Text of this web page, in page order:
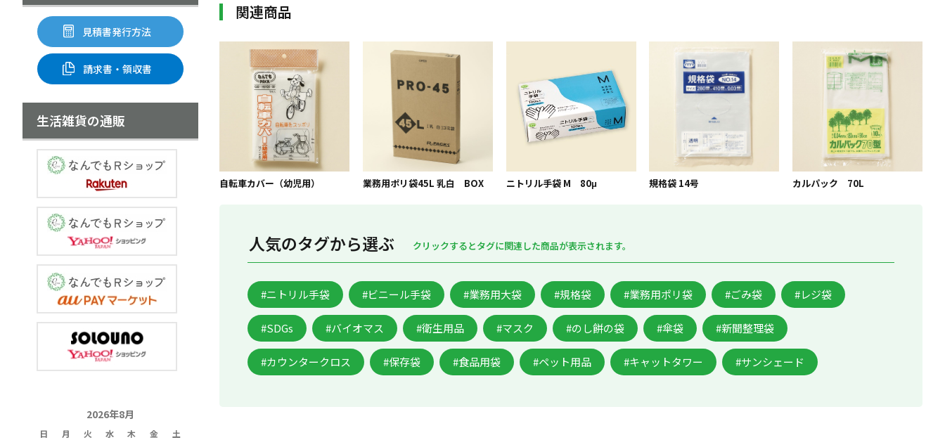
関連商品
自転車カバー（幼児用） 業務用ポリ袋45L 乳白 BOX ニトリル手袋 M 80μ 規格袋 14号 カルパック 70L
人気のタグから選ぶ クリックするとタグに関連した商品が表示されます。
#ニトリル手袋 #ビニール手袋 #業務用大袋 #規格袋 #業務用ポリ袋 #ごみ袋 #レジ袋
#SDGs #バイオマス #衛生用品 #マスク #のし餅の袋 #傘袋 #新聞整理袋
#カウンタークロス #保存袋 #食品用袋 #ペット用品 #キャットタワー #サンシェード
見積書発行方法
請求書・領収書
生活雑貨の通販
2026年8月
日 月 火 水 木 金
土